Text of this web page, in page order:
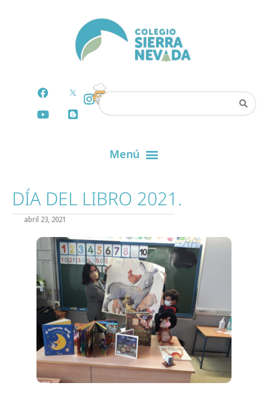
DÍA DEL LIBRO 2021.
abril 23, 2021